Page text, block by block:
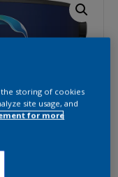
the storing of cookies
site usage, and
for more